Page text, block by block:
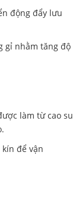
động đẩy lưu
gỉ nhằm tăng độ
làm từ cao su
để vận